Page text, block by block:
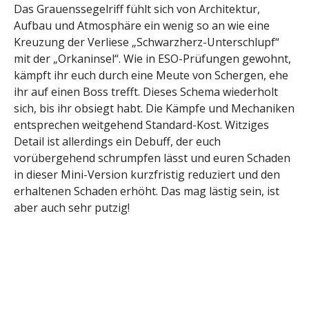
Das Grauenssegelriff fühlt sich von Architektur,
Aufbau und Atmosphäre ein wenig so an wie eine
Kreuzung der Verliese „Schwarzherz-Unterschlupf“
mit der „Orkaninsel“. Wie in ESO-Prüfungen gewohnt,
kämpft ihr euch durch eine Meute von Schergen, ehe
ihr auf einen Boss trefft. Dieses Schema wiederholt
sich, bis ihr obsiegt habt. Die Kämpfe und Mechaniken
entsprechen weitgehend Standard-Kost. Witziges
Detail ist allerdings ein Debuff, der euch
vorübergehend schrumpfen lässt und euren Schaden
in dieser Mini-Version kurzfristig reduziert und den
erhaltenen Schaden erhöht. Das mag lästig sein, ist
aber auch sehr putzig!